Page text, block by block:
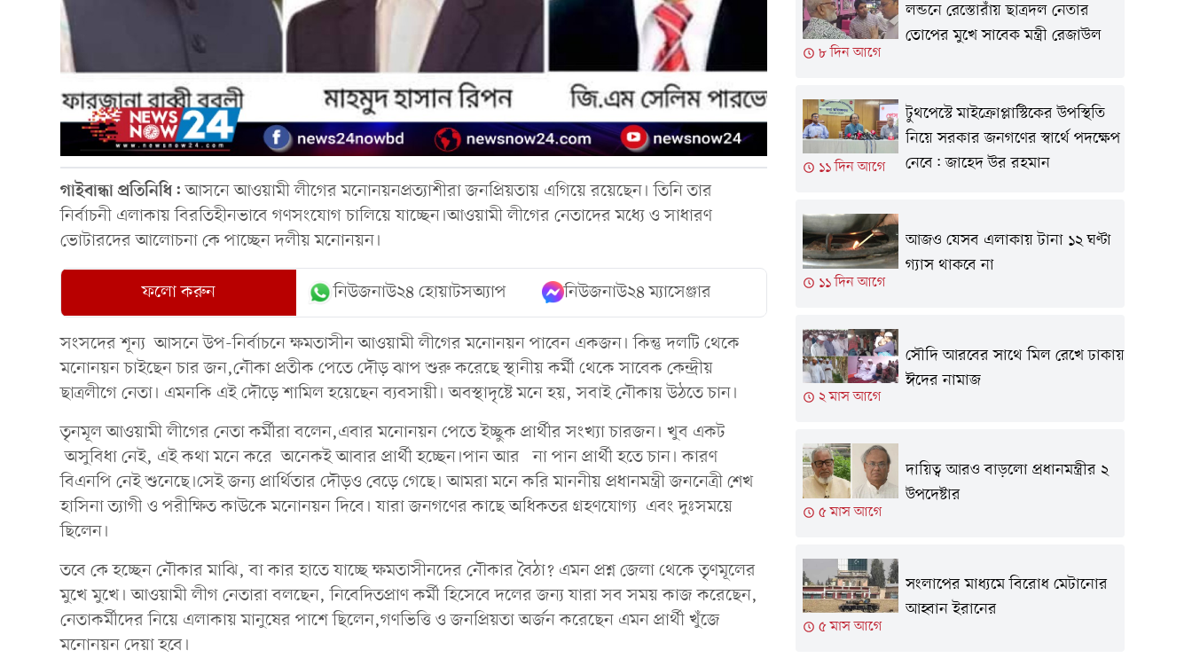
গাইবান্ধা প্রতিনিধি:আসনে আওয়ামী লীগের মনোনয়নপ্রত্যাশীরা জনপ্রিয়তায় এগিয়ে রয়েছেন। তিনি তার
নির্বাচনী এলাকায় বিরতিহীনভাবে গণসংযোগ চালিয়ে যাচ্ছেন।আওয়ামী লীগের নেতাদের মধ্যে ও সাধারণ
ভোটারদের আলোচনা কে পাচ্ছেন দলীয় মনোনয়ন।
ফলো করুন নিউজনাউ২৪ হোয়াটসঅ্যাপ নিউজনাউ২৪ ম্যাসেঞ্জার
সংসদের শূন্য আসনে উপ-নির্বাচনে ক্ষমতাসীন আওয়ামী লীগের মনোনয়ন পাবেন একজন। কিন্তু দলটি থেকে
মনোনয়ন চাইছেন চার জন,নৌকা প্রতীক পেতে দৌড় ঝাপ শুরু করেছে স্থানীয় কর্মী থেকে সাবেক কেন্দ্রীয়
ছাত্রলীগে নেতা। এমনকি এই দৌড়ে শামিল হয়েছেন ব্যবসায়ী। অবস্থাদৃষ্টে মনে হয়, সবাই নৌকায় উঠতে চান।
তৃনমূল আওয়ামী লীগের নেতা কর্মীরা বলেন,এবার মনোনয়ন পেতে ইচ্ছুক প্রার্থীর সংখ্যা চারজন। খুব একট
অসুবিধা নেই, এই কথা মনে করে অনেকই আবার প্রার্থী হচ্ছেন।পান আর না পান প্রার্থী হতে চান। কারণ
বিএনপি নেই শুনেছে।সেই জন্য প্রার্থিতার দৌড়ও বেড়ে গেছে। আমরা মনে করি মাননীয় প্রধানমন্ত্রী জননেত্রী শেখ
হাসিনা ত্যাগী ও পরীক্ষিত কাউকে মনোনয়ন দিবে। যারা জনগণের কাছে অধিকতর গ্রহণযোগ্য এবং দুঃসময়ে
ছিলেন।
তবে কে হচ্ছেন নৌকার মাঝি, বা কার হাতে যাচ্ছে ক্ষমতাসীনদের নৌকার বৈঠা? এমন প্রশ্ন জেলা থেকে তৃণমূলের
মুখে মুখে। আওয়ামী লীগ নেতারা বলছেন, নিবেদিতপ্রাণ কর্মী হিসেবে দলের জন্য যারা সব সময় কাজ করেছেন,
নেতাকর্মীদের নিয়ে এলাকায় মানুষের পাশে ছিলেন,গণভিত্তি ও জনপ্রিয়তা অর্জন করেছেন এমন প্রার্থী খুঁজে
মনোনয়ন দেয়া হবে।
৮ দিন আগে
লন্ডনে রেস্তোরাঁয় ছাত্রদল নেতার
তোপের মুখে সাবেক মন্ত্রী রেজাউল
১১ দিন আগে
টুথপেস্টে মাইক্রোপ্লাস্টিকের উপস্থিতি
নিয়ে সরকার জনগণের স্বার্থে পদক্ষেপ
নেবে: জাহেদ উর রহমান
১১ দিন আগে
আজও যেসব এলাকায় টানা ১২ ঘণ্টা
গ্যাস থাকবে না
২ মাস আগে
সৌদি আরবের সাথে মিল রেখে ঢাকায়
ঈদের নামাজ
৫ মাস আগে
দায়িত্ব আরও বাড়লো প্রধানমন্ত্রীর ২
উপদেষ্টার
৫ মাস আগে
সংলাপের মাধ্যমে বিরোধ মেটানোর
আহ্বান ইরানের